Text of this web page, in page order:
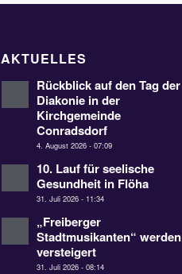
AKTUELLES
Rückblick auf den Tag der
Diakonie in der
Kirchgemeinde
Conradsdorf
4. August 2026 - 07:09
10. Lauf für seelische
Gesundheit in Flöha
31. Juli 2026 - 11:34
„Freiberger
Stadtmusikanten“ werden
versteigert
31. Juli 2026 - 08:14